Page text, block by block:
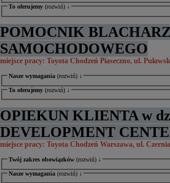
To oferujemy(rozwiń) ↓
POMOCNIK
SAMOCHODOWEGO
miejsce pracy: Toyota Chodzeń Piaseczno, ul.
Nasze wymagania(rozwiń) ↓
To oferujemy(rozwiń) ↓
OPIEKUN KLIENTA w
DEVELOPMENT
miejsce pracy: Toyota Chodzeń Warszawa, ul.
Twój zakres obowiązków(rozwiń) ↓
Nasze wymagania(rozwiń) ↓